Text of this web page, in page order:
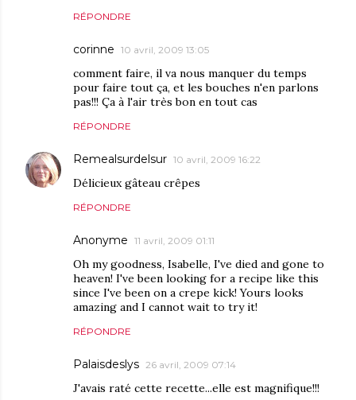
RÉPONDRE
corinne 10 avril, 2009 13:05
comment faire, il va nous manquer du temps
pour faire tout ça, et les bouches n'en parlons
pas!!! Ça à l'air très bon en tout cas
RÉPONDRE
Remealsurdelsur 10 avril, 2009 16:22
Délicieux gâteau crêpes
RÉPONDRE
Anonyme 11 avril, 2009 01:11
Oh my goodness, Isabelle, I've died and gone to
heaven! I've been looking for a recipe like this
since I've been on a crepe kick! Yours looks
amazing and I cannot wait to try it!
RÉPONDRE
Palaisdeslys 26 avril, 2009 07:14
J'avais raté cette recette...elle est magnifique!!!